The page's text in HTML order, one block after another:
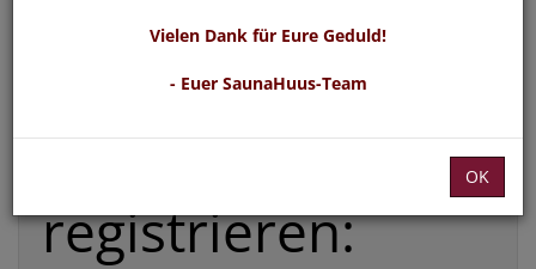
Die mit * gekennzeichneten Felder sind Pflichtfelder
Passwort vergessen
registrieren:
Vielen Dank für Eure Geduld!
- Euer SaunaHuus-Team
OK